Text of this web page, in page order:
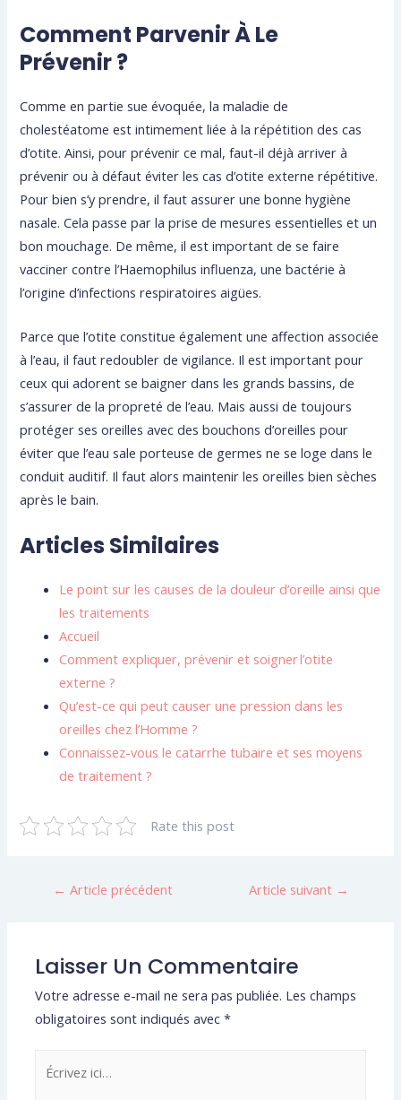
Comment Parvenir À Le
Prévenir ?
Comme en partie sue évoquée, la maladie de
cholestéatome est intimement liée à la répétition des cas
d’otite. Ainsi, pour prévenir ce mal, faut-il déjà arriver à
prévenir ou à défaut éviter les cas d’otite externe répétitive.
Pour bien s’y prendre, il faut assurer une bonne hygiène
nasale. Cela passe par la prise de mesures essentielles et un
bon mouchage. De même, il est important de se faire
vacciner contre l’Haemophilus influenza, une bactérie à
l’origine d’infections respiratoires aigües.
Parce que l’otite constitue également une affection associée
à l’eau, il faut redoubler de vigilance. Il est important pour
ceux qui adorent se baigner dans les grands bassins, de
s’assurer de la propreté de l’eau. Mais aussi de toujours
protéger ses oreilles avec des bouchons d’oreilles pour
éviter que l’eau sale porteuse de germes ne se loge dans le
conduit auditif. Il faut alors maintenir les oreilles bien sèches
après le bain.
Articles Similaires
Le point sur les causes de la douleur d’oreille ainsi que
les traitements
Accueil
Comment expliquer, prévenir et soigner l’otite
externe ?
Qu’est-ce qui peut causer une pression dans les
oreilles chez l’Homme ?
Connaissez-vous le catarrhe tubaire et ses moyens
de traitement ?
Rate this post
← Article précédent Article suivant →
Laisser Un Commentaire
Votre adresse e-mail ne sera pas publiée. Les champs
obligatoires sont indiqués avec*